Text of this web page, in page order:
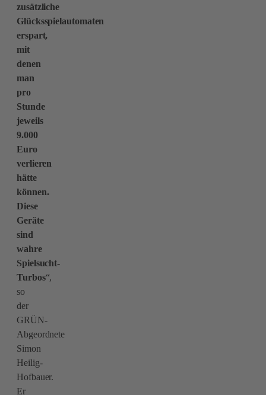
zusätzliche
Glücksspielautomaten
erspart,
mit
denen
man
pro
Stunde
jeweils
9.000
Euro
verlieren
hätte
können.
Diese
Geräte
sind
wahre
Spielsucht-
Turbos“,
so
der
GRÜN-
Abgeordnete
Simon
Heilig-
Hofbauer.
Er